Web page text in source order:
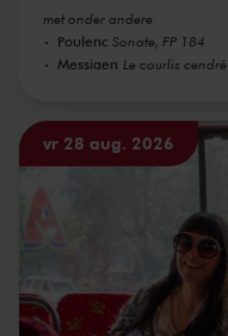
met onder andere
Poulenc Sonate, FP 184
Messiaen Le courlis
vr 28 aug. 2026